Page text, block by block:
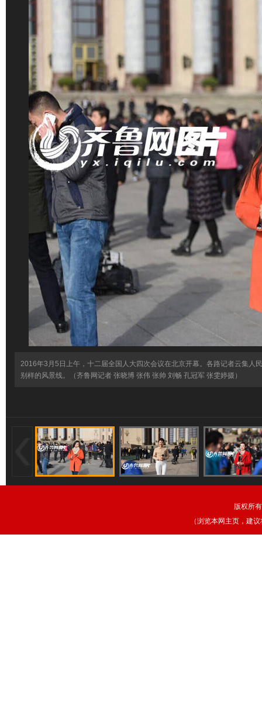
2016年3月5日上午，十二届全国人大四次会议在北京开幕。各路记者云集人
别样的风景线。（齐鲁网记者 张晓博 张伟 张帅 刘畅 孔冠军 张雯婷摄）
版权所
（浏览本网主页，建